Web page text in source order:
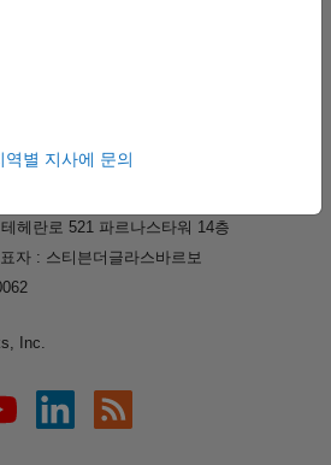
역별 지사에 문의
기
헤란로 521 파르나스타워 14층
자 : 스티븐더글라스바르보
Inc.